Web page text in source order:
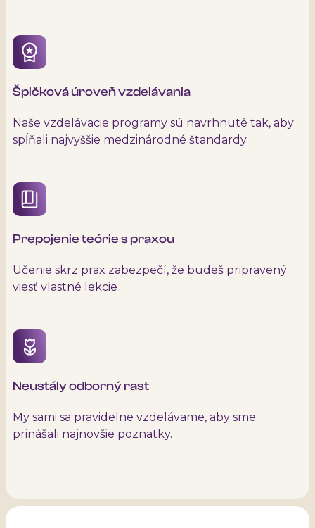
Špičková úroveň vzdelávania
Naše vzdelávacie programy sú navrhnuté tak, aby
spĺňali najvyššie medzinárodné štandardy
Prepojenie teórie s praxou
Učenie skrz prax zabezpečí, že budeš pripravený
viesť vlastné lekcie
Neustály odborný rast
My sami sa pravidelne vzdelávame, aby sme
prinášali najnovšie poznatky.